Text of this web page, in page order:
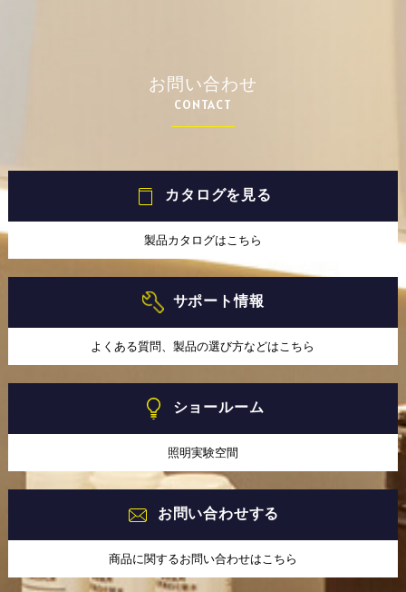
お問い合わせ
CONTACT
カタログを見る
製品カタログはこちら
サポート情報
よくある質問、製品の選び方などはこちら
ショールーム
照明実験空間
お問い合わせする
商品に関するお問い合わせはこちら